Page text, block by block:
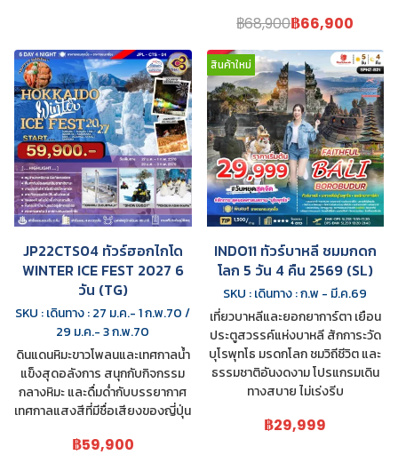
฿68,900฿66,900
JP22CTS04 ทัวร์ฮอกไกโด
WINTER ICE FEST 2027 6
วัน (TG)
SKU : เดินทาง : 27 ม.ค.- 1 ก.พ.70 /
29 ม.ค.- 3 ก.พ.70
ดินแดนหิมะขาวโพลนและเทศกาลน้ำ
แข็งสุดอลังการ สนุกกับกิจกรรม
กลางหิมะ และดื่มด่ำกับบรรยากาศ
เทศกาลแสงสีที่มีชื่อเสียงของญี่ปุ่น
฿59,900
สินค้าใหม่
INDO11 ทัวร์บาหลี ชมมกดก
โลก 5 วัน 4 คืน 2569 (SL)
SKU : เดินทาง : ก.พ - มี.ค.69
เที่ยวบาหลีและยอกยาการ์ตา เยือน
ประตูสวรรค์แห่งบาหลี สักการะวัด
บุโรพุทโธ มรดกโลก ชมวิถีชีวิต และ
ธรรมชาติอันงดงาม โปรแกรมเดิน
ทางสบาย ไม่เร่งรีบ
฿29,999